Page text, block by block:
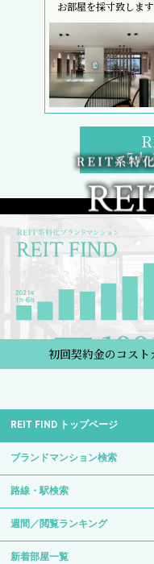
お部屋を採寸致します
5大
初回契約金のコス
REIT FIND トップページ
ブランドマンション検索
路線・駅検索
週間／閲覧ランキング
新着部屋一覧